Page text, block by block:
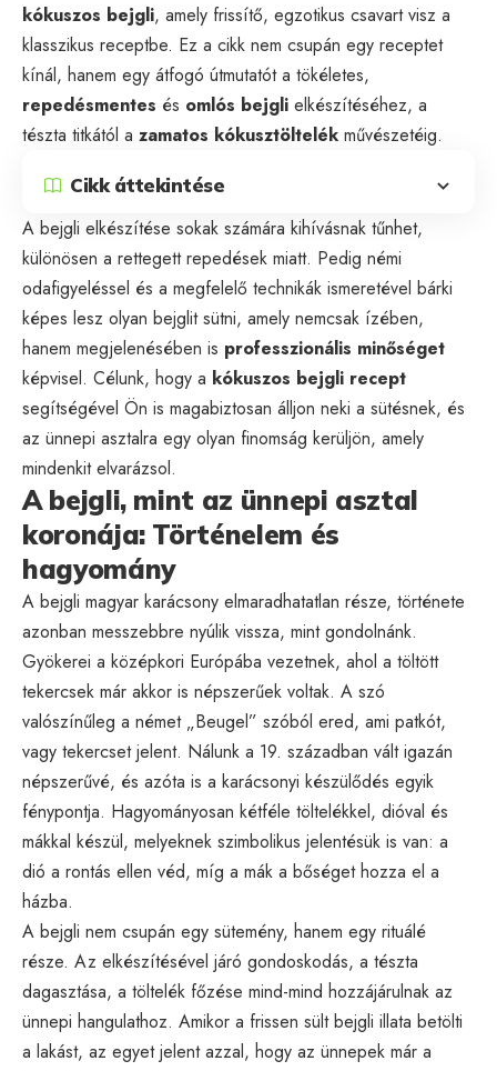
kókuszos bejgli, amely frissítő, egzotikus csavart visz a
klasszikus receptbe. Ez a cikk nem csupán egy receptet
kínál, hanem egy átfogó útmutatót a tökéletes,
repedésmentes és omlós bejgli elkészítéséhez, a
tészta titkától a zamatos kókusztöltelék művészetéig.
Cikk áttekintése
A bejgli elkészítése sokak számára kihívásnak tűnhet,
különösen a rettegett repedések miatt. Pedig némi
odafigyeléssel és a megfelelő technikák ismeretével bárki
képes lesz olyan bejglit sütni, amely nemcsak ízében,
hanem megjelenésében is professzionális minőséget
képvisel. Célunk, hogy a kókuszos bejgli recept
segítségével Ön is magabiztosan álljon neki a sütésnek, és
az ünnepi asztalra egy olyan finomság kerüljön, amely
mindenkit elvarázsol.
A bejgli, mint az ünnepi asztal
koronája: Történelem és
hagyomány
A bejgli magyar karácsony elmaradhatatlan része, története
azonban messzebbre nyúlik vissza, mint gondolnánk.
Gyökerei a középkori Európába vezetnek, ahol a töltött
tekercsek már akkor is népszerűek voltak. A szó
valószínűleg a német „Beugel” szóból ered, ami patkót,
vagy tekercset jelent. Nálunk a 19. században vált igazán
népszerűvé, és azóta is a karácsonyi készülődés egyik
fénypontja. Hagyományosan kétféle töltelékkel, dióval és
mákkal készül, melyeknek szimbolikus jelentésük is van: a
dió a rontás ellen véd, míg a mák a bőséget hozza el a
házba.
A bejgli nem csupán egy sütemény, hanem egy rituálé
része. Az elkészítésével járó gondoskodás, a tészta
dagasztása, a töltelék főzése mind-mind hozzájárulnak az
ünnepi hangulathoz. Amikor a frissen sült bejgli illata betölti
a lakást, az egyet jelent azzal, hogy az ünnepek már a